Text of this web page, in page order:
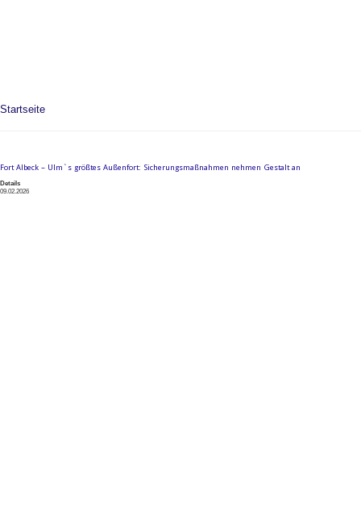
Startseite
Fort Albeck – Ulm`s größtes Außenfort: Sicherungsmaßnahmen nehmen Gestalt an
Details
09.02.2026